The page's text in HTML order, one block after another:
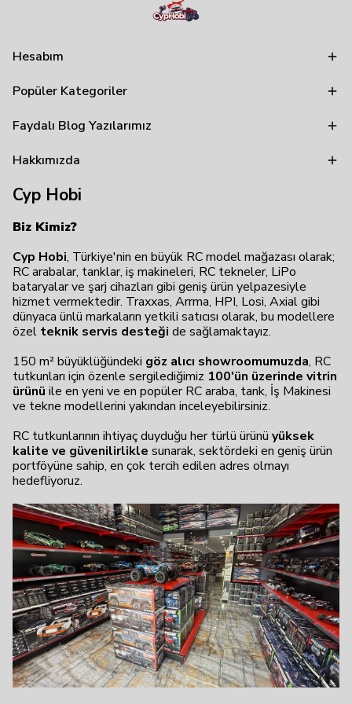
Hesabım
Popüler Kategoriler
Faydalı Blog Yazılarımız
Hakkımızda
Cyp Hobi
Biz Kimiz?
Cyp Hobi, Türkiye'nin en büyük RC model mağazası olarak;
RC arabalar, tanklar, iş makineleri, RC tekneler, LiPo
bataryalar ve şarj cihazları gibi geniş ürün yelpazesiyle
hizmet vermektedir. Traxxas, Arrma, HPI, Losi, Axial gibi
dünyaca ünlü markaların yetkili satıcısı olarak, bu modellere
özel teknik servis desteği de sağlamaktayız.
150 m² büyüklüğündeki göz alıcı showroomumuzda, RC
tutkunları için özenle sergilediğimiz 100'ün üzerinde vitrin
ürünü ile en yeni ve en popüler RC araba, tank, İş Makinesi
ve tekne modellerini yakından inceleyebilirsiniz.
RC tutkunlarının ihtiyaç duyduğu her türlü ürünü yüksek
kalite ve güvenilirlikle sunarak, sektördeki en geniş ürün
portföyüne sahip, en çok tercih edilen adres olmayı
hedefliyoruz.